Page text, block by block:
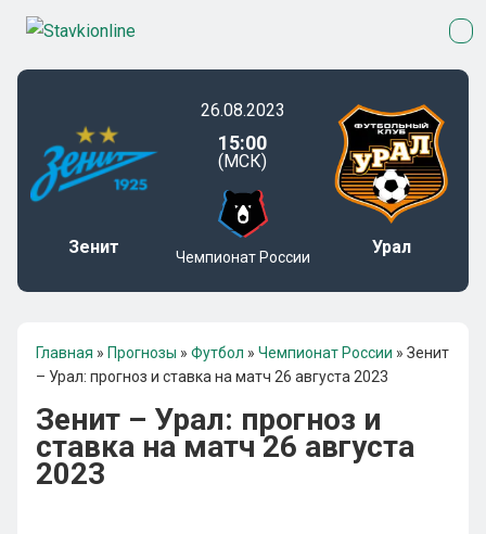
Зенит
26.08.2023
15:00
(МСК)
Чемпионат России Урал
Главная » Прогнозы » Футбол » Чемпионат России » Зенит
– Урал: прогноз и ставка на матч 26 августа 2023
Зенит – Урал: прогноз и
ставка на матч 26 августа
2023